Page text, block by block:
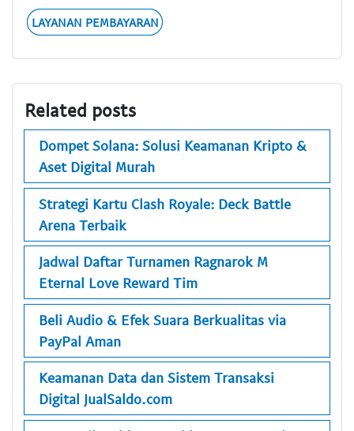
LAYANAN PEMBAYARAN
Related posts
Dompet Solana: Solusi Keamanan Kripto &
Aset Digital Murah
Strategi Kartu Clash Royale: Deck Battle
Arena Terbaik
Jadwal Daftar Turnamen Ragnarok M
Eternal Love Reward Tim
Beli Audio & Efek Suara Berkualitas via
PayPal Aman
Keamanan Data dan Sistem Transaksi
Digital JualSaldo.com